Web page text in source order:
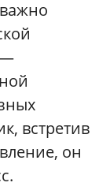
—
встретив
он